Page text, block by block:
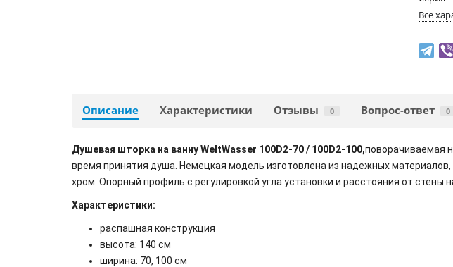
Все
Описание Характеристики Отзывы 0 Вопрос-ответ 0
Душевая шторка на ванну WeltWasser 100D2-70 / 100D2-100,поворачиваемая
время принятия душа. Немецкая модель изготовлена из надежных
хром. Опорный профиль с регулировкой угла установки и расстояния от стены
Характеристики:
распашная конструкция
высота: 140 см
ширина: 70, 100 см